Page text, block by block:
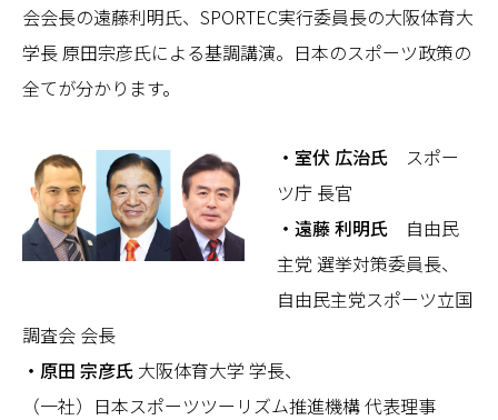
会会長の遠藤利明氏、SPORTEC実行委員長の大阪体育大
学長 原田宗彦氏による基調講演。日本のスポーツ政策の
全てが分かります。
・室伏 広治氏
スポー
ツ庁 長官
・遠藤 利明氏 自由民
主党 選挙対策委員長、
自由民主党スポーツ立国
調査会 会長
・原田 宗彦氏 大阪体育大学 学長、
（一社）日本スポーツツーリズム推進機構 代表理事